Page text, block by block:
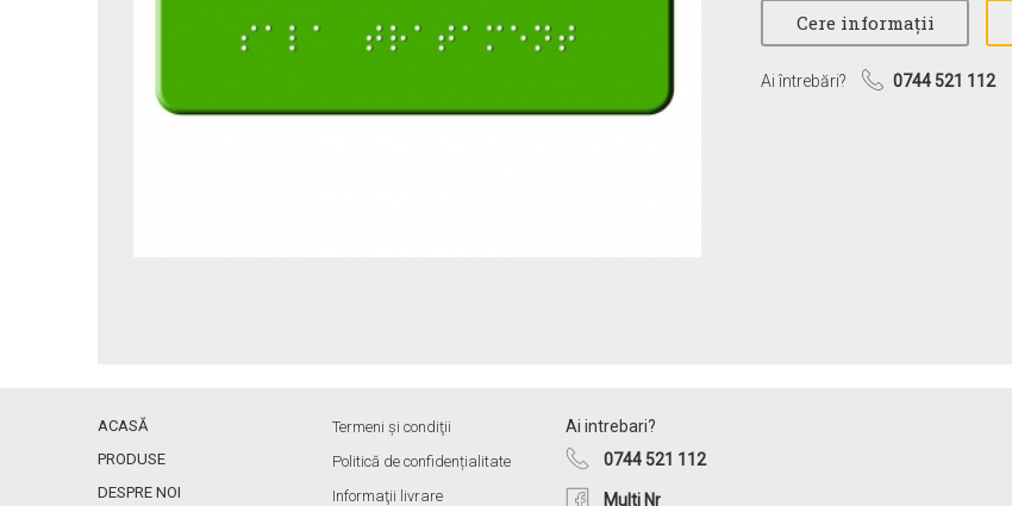
Ai întrebări? 0744 521 112
ACASĂ
PRODUSE
DESPRE NOI
Termeni și condiţii
Politică de confidențialitate
Informaţii livrare
Ai intrebari?
0744 521 112
Multi Nr